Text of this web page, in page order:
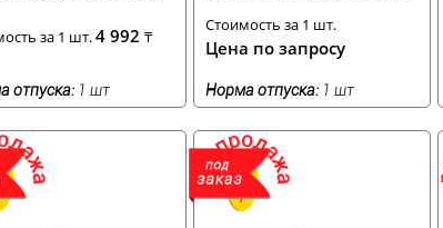
за 1 шт.4 992 ₸
отпуска:1 шт
Стоимость за 1 шт.
Цена по запросу
Норма отпуска:1 шт